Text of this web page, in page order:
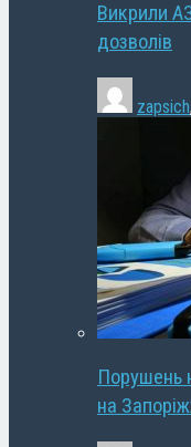
Викрили
дозволів
zapsich,
Порушень
на